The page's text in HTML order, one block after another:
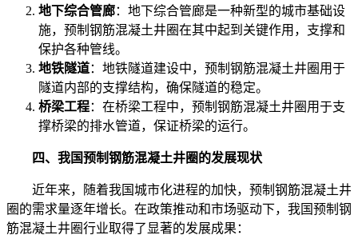
地下综合管廊：地下综合管廊是一种新型的城市基础设
施，预制钢筋混凝土井圈在其中起到关键作用，支撑和
保护各种管线。
地铁隧道：地铁隧道建设中，预制钢筋混凝土井圈用于
隧道内部的支撑结构，确保隧道的稳定。
桥梁工程：在桥梁工程中，预制钢筋混凝土井圈用于支
撑桥梁的排水管道，保证桥梁的运行。
四、我国预制钢筋混凝土井圈的发展现状
近年来，随着我国城市化进程的加快，预制钢筋混凝土井
圈的需求量逐年增长。在政策推动和市场驱动下，我国预制钢
筋混凝土井圈行业取得了显著的发展成果：